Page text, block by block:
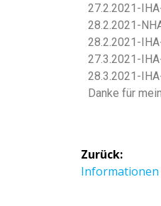
27.2.2021-
28.2.2021-
28.2.2021-
27.3.2021-
28.3.2021-
Danke für
Zurück: